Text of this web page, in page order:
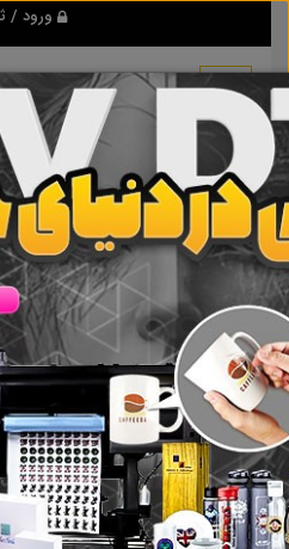
ورود /
برنامه
مرجع نیازمندیها
تبلیغ شو تئاتر کمدی نتایج